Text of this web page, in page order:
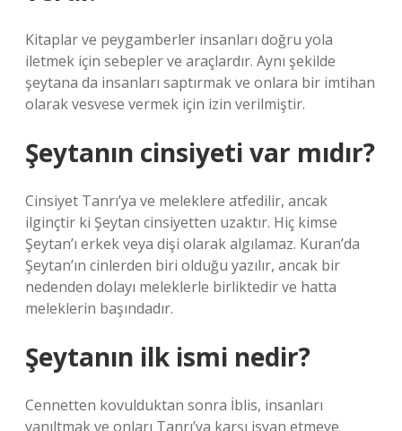
Kitaplar ve peygamberler insanları doğru yola
iletmek için sebepler ve araçlardır. Aynı şekilde
şeytana da insanları saptırmak ve onlara bir imtihan
olarak vesvese vermek için izin verilmiştir.
Şeytanın cinsiyeti var mıdır?
Cinsiyet Tanrı’ya ve meleklere atfedilir, ancak
ilginçtir ki Şeytan cinsiyetten uzaktır. Hiç kimse
Şeytan’ı erkek veya dişi olarak algılamaz. Kuran’da
Şeytan’ın cinlerden biri olduğu yazılır, ancak bir
nedenden dolayı meleklerle birliktedir ve hatta
meleklerin başındadır.
Şeytanın ilk ismi nedir?
Cennetten kovulduktan sonra İblis, insanları
yanıltmak ve onları Tanrı’ya karşı isyan etmeye